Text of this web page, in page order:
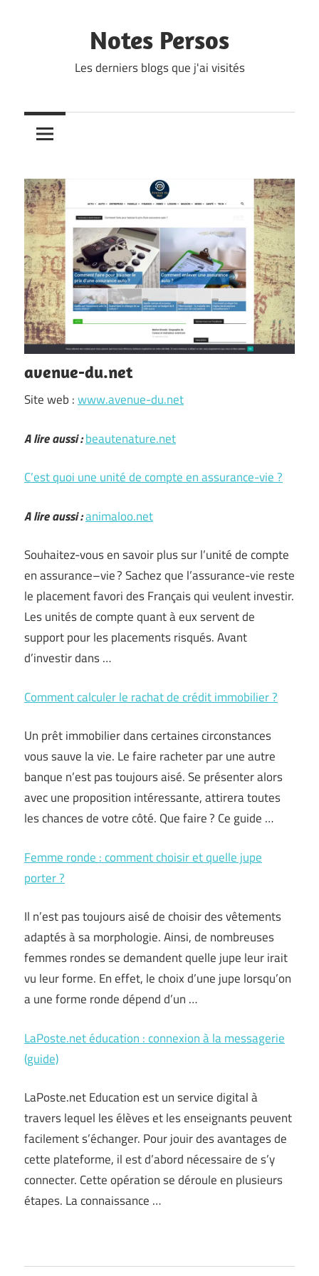
Notes Persos
Les derniers blogs que j'ai visités
avenue-du.net
Site web :www.avenue-du.net
A lire aussi :beautenature.net
C’est quoi une unité de compte en assurance-vie ?
A lire aussi :animaloo.net
Souhaitez-vous en savoir plus sur l’unité de compte
en assurance–vie ? Sachez que l’assurance-vie reste
le placement favori des Français qui veulent investir.
Les unités de compte quant à eux servent de
support pour les placements risqués. Avant
d’investir dans …
Comment calculer le rachat de crédit immobilier ?
Un prêt immobilier dans certaines circonstances
vous sauve la vie. Le faire racheter par une autre
banque n’est pas toujours aisé. Se présenter alors
avec une proposition intéressante, attirera toutes
les chances de votre côté. Que faire ? Ce guide …
Femme ronde : comment choisir et quelle jupe
porter ?
Il n’est pas toujours aisé de choisir des vêtements
adaptés à sa morphologie. Ainsi, de nombreuses
femmes rondes se demandent quelle jupe leur irait
vu leur forme. En effet, le choix d’une jupe lorsqu’on
a une forme ronde dépend d’un …
LaPoste.net éducation : connexion à la messagerie
(guide)
LaPoste.net Education est un service digital à
travers lequel les élèves et les enseignants peuvent
facilement s’échanger. Pour jouir des avantages de
cette plateforme, il est d’abord nécessaire de s’y
connecter. Cette opération se déroule en plusieurs
étapes. La connaissance …